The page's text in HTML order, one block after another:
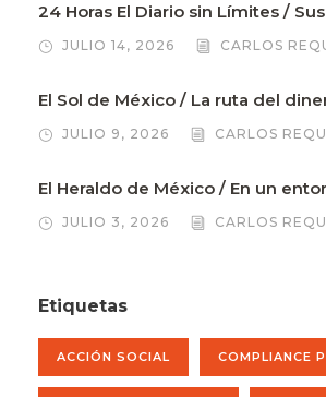
24 Horas El Diario sin Límites /
JULIO 14, 2026 CARLOS
El Sol de México / La ruta del
JULIO 9, 2026 CARLOS
El Heraldo de México / En un
JULIO 3, 2026 CARLOS
Etiquetas
ACCIÓN SOCIAL COMPLIANCE